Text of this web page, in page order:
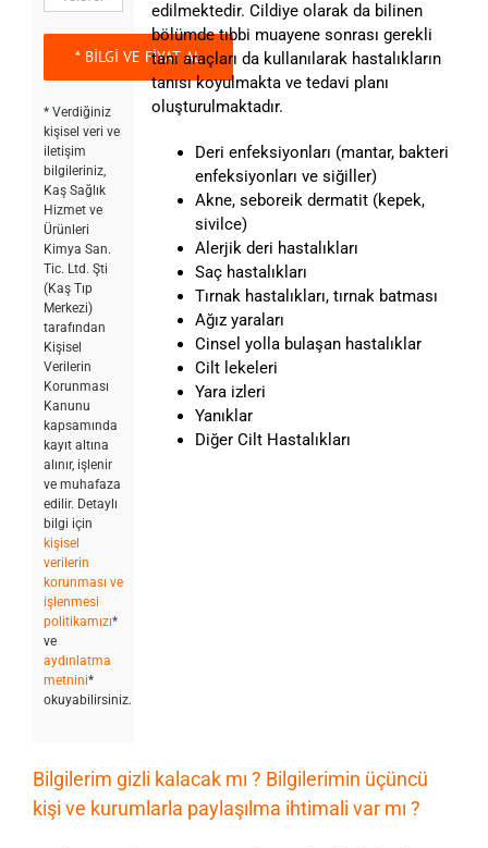
* Verdiğiniz
kişisel veri ve
iletişim
bilgileriniz,
Kaş Sağlık
Hizmet ve
Ürünleri
Kimya San.
Tic. Ltd. Şti
(Kaş Tıp
Merkezi)
tarafından
Kişisel
Verilerin
Korunması
Kanunu
kapsamında
kayıt altına
alınır, işlenir
ve muhafaza
edilir. Detaylı
bilgi için
kişisel
verilerin
korunması ve
işlenmesi
politikamızı*
ve
aydınlatma
metnini*
okuyabilirsiniz.
edilmektedir. Cildiye olarak da bilinen
bölümde tıbbi muayene sonrası gerekli
tanı araçları da kullanılarak hastalıkların
tanısı koyulmakta ve tedavi planı
oluşturulmaktadır.
Deri enfeksiyonları (mantar, bakteri
enfeksiyonları ve siğiller)
Akne, seboreik dermatit (kepek,
sivilce)
Alerjik deri hastalıkları
Saç hastalıkları
Tırnak hastalıkları, tırnak batması
Ağız yaraları
Cinsel yolla bulaşan hastalıklar
Cilt lekeleri
Yara izleri
Yanıklar
Diğer Cilt Hastalıkları
Bilgilerim gizli kalacak mı ? Bilgilerimin üçüncü
kişi ve kurumlarla paylaşılma ihtimali var mı ?